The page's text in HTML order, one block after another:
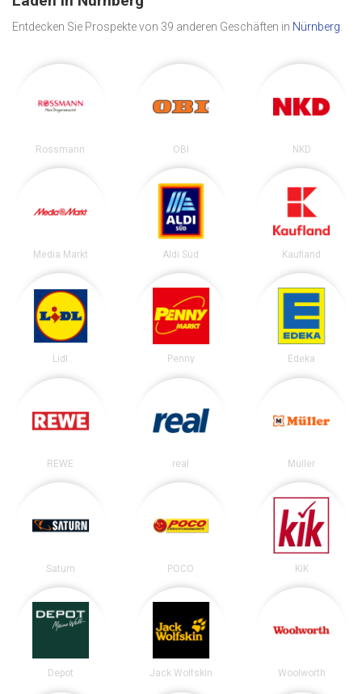
Entdecken Sie Prospekte von 39 anderen Geschäften in Nürnberg
Rossmann OBI NKD
Media Markt Aldi Süd Kaufland
Lidl Penny Edeka
REWE real Müller
Saturn POCO KiK
Depot Jack Wolfskin Woolworth